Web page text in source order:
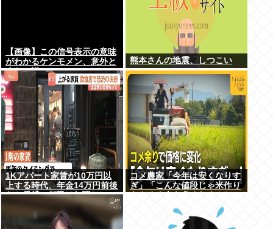
【画像】この信号表示の意味
がわかるケンモメン、意外と
少ない説
熊本さんの地震、しつこい
1Kアパート家賃が10万円以
上する時代、年金14万円前後
だと賃貸の都民は無理じゃ
ね？ 運転免許もなく移住も無
理じゃね？
コメ農家「今年は安くなりす
ぎ」「こんな値段じゃ米作り